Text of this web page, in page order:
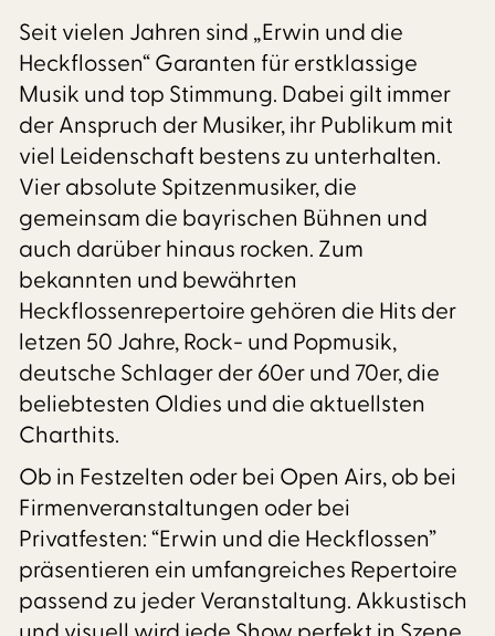
Seit vielen Jahren sind „Erwin und die
Heckflossen“ Garanten für erstklassige
Musik und top Stimmung. Dabei gilt immer
der Anspruch der Musiker, ihr Publikum mit
viel Leidenschaft bestens zu unterhalten.
Vier absolute Spitzenmusiker, die
gemeinsam die bayrischen Bühnen und
auch darüber hinaus rocken. Zum
bekannten und bewährten
Heckflossenrepertoire gehören die Hits der
letzen 50 Jahre, Rock- und Popmusik,
deutsche Schlager der 60er und 70er, die
beliebtesten Oldies und die aktuellsten
Charthits.
Ob in Festzelten oder bei Open Airs, ob bei
Firmenveranstaltungen oder bei
Privatfesten: “Erwin und die Heckflossen”
präsentieren ein umfangreiches Repertoire
passend zu jeder Veranstaltung. Akkustisch